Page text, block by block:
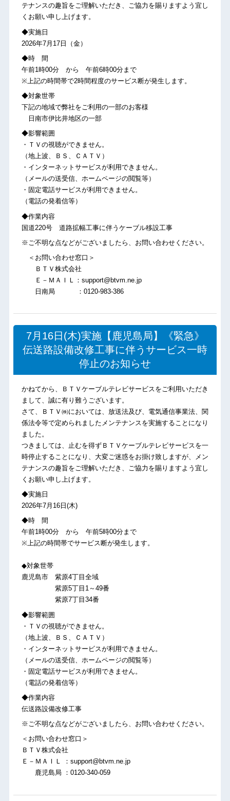
テナンスの趣旨をご理解いただき、ご協力を賜りますよう宜し
くお願い申し上げます。
◆実施日
2026年7月17日（金）
◆時 間
午前1時00分 から 午前6時00分まで
※上記の時間帯で2時間程度のサービス断が発生します。
◆対象世帯
下記の地域で弊社をご利用の一部のお客様
日南市伊比井地区の一部
◆影響範囲
・ＴＶの視聴ができません。
（地上波、ＢＳ、ＣＡＴＶ）
・インターネットサービスが利用できません。
（メールの送受信、ホームページの閲覧等）
・固定電話サービスが利用できません。
（電話の発着信等）
◆作業内容
国道220号 道路拡幅工事に伴うケーブル移設工事
※ご不明な点などがございましたら、お問い合わせください。
＜お問い合わせ窓口＞
ＢＴＶ株式会社
Ｅ－ＭＡＩＬ：support@btvm.ne.jp
日南局 ：0120-983-386
7月16日(木)実施【鹿児島局】《緊急》
伝送路設備改修工事に伴うサービス一時
停止のお知らせ
かねてから、ＢＴＶケーブルテレビサービスをご利用いただき
まして、誠に有り難うございます。
さて、ＢＴＶ㈱においては、放送法及び、電気通信事業法、関
係法令等で定められましたメンテナンスを実施することになり
ました。
つきましては、止むを得ずＢＴＶケーブルテレビサービスを一
時停止することになり、大変ご迷惑をお掛け致しますが、メン
テナンスの趣旨をご理解いただき、ご協力を賜りますよう宜し
くお願い申し上げます。
◆実施日
2026年7月16日(木)
◆時 間
午前1時00分 から 午前5時00分まで
※上記の時間帯でサービス断が発生します。
◆対象世帯
鹿児島市 紫原4丁目全域
紫原5丁目1～49番
紫原7丁目34番
◆影響範囲
・ＴＶの視聴ができません。
（地上波、ＢＳ、ＣＡＴＶ）
・インターネットサービスが利用できません。
（メールの送受信、ホームページの閲覧等）
・固定電話サービスが利用できません。
（電話の発着信等）
◆作業内容
伝送路設備改修工事
※ご不明な点などがございましたら、お問い合わせください。
＜お問い合わせ窓口＞
ＢＴＶ株式会社
Ｅ－ＭＡＩＬ ：support@btvm.ne.jp
鹿児島局 ：0120-340-059